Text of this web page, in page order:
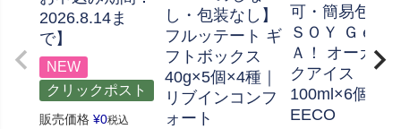
2026.8.14ま
で】
NEW
クリックポスト
販売価格 ¥0税込
し・包装なし】
フルッテート ギ
フトボックス
40g×5個×4種｜
リブインコンフ
ォート
可・簡易包装
ＳＯＹ ＧｅＬ
Ａ！ オーガニ
クアイス
100ml×6個｜
EECO